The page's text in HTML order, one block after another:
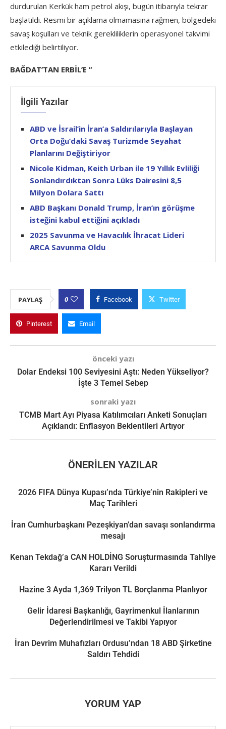
durdurulan Kerkük ham petrol akışı, bugün itibarıyla tekrar
başlatıldı. Resmi bir açıklama olmamasına rağmen, bölgedeki
savaş koşulları ve teknik gerekliliklerin operasyonel takvimi
etkilediği belirtiliyor.
BAĞDAT’TAN ERBİL’E ”
İlgili Yazılar
ABD ve İsrail’in İran’a Saldırılarıyla Başlayan
Orta Doğu’daki Savaş Turizmde Seyahat
Planlarını Değiştiriyor
Nicole Kidman, Keith Urban ile 19 Yıllık Evliliği
Sonlandırdıktan Sonra Lüks Dairesini 8,5
Milyon Dolara Sattı
ABD Başkanı Donald Trump, İran’ın görüşme
isteğini kabul ettiğini açıkladı
2025 Savunma ve Havacılık İhracat Lideri
ARCA Savunma Oldu
PAYLAŞ 0 Facebook Twitter
Pinterest Email
önceki yazı
Dolar Endeksi 100 Seviyesini Aştı: Neden Yükseliyor?
İşte 3 Temel Sebep
sonraki yazı
TCMB Mart Ayı Piyasa Katılımcıları Anketi Sonuçları
Açıklandı: Enflasyon Beklentileri Artıyor
ÖNERILEN YAZILAR
2026 FIFA Dünya Kupası’nda Türkiye’nin Rakipleri ve
Maç Tarihleri
İran Cumhurbaşkanı Pezeşkiyan’dan savaşı sonlandırma
mesajı
Kenan Tekdağ’a CAN HOLDİNG Soruşturmasında Tahliye
Kararı Verildi
Hazine 3 Ayda 1,369 Trilyon TL Borçlanma Planlıyor
Gelir İdaresi Başkanlığı, Gayrimenkul İlanlarının
Değerlendirilmesi ve Takibi Yapıyor
İran Devrim Muhafızları Ordusu’ndan 18 ABD Şirketine
Saldırı Tehdidi
YORUM YAP